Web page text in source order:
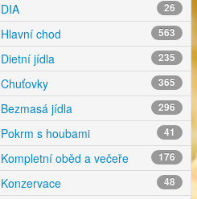
DIA 26
Hlavní chod 563
Dietní jídla 235
Chuťovky 365
Bezmasá jídla 296
Pokrm s houbami 41
Kompletní oběd a večeře 176
Konzervace 48